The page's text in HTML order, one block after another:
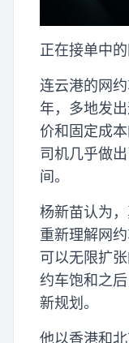
正在接单中
连云港的网
年，多地发
价和固定成
司机几乎做
间。
杨新苗认为
重新理解网
可以无限扩
约车饱和之
新规划。
他以香港和